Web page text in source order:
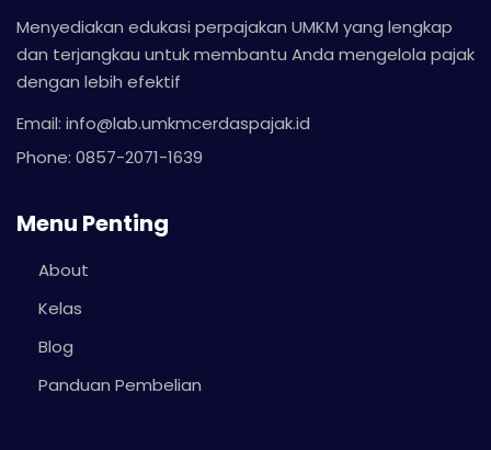
Menyediakan edukasi perpajakan UMKM yang lengkap
dan terjangkau untuk membantu Anda mengelola pajak
dengan lebih efektif
Email: info@lab.umkmcerdaspajak.id
Phone: 0857-2071-1639
Menu Penting
About
Kelas
Blog
Panduan Pembelian